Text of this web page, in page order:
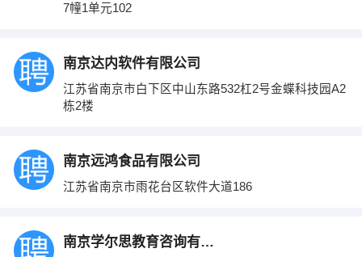
7幢1单元102
南京达内软件有限公司
江苏省南京市白下区中山东路532杠2号金蝶科技园A2
栋2楼
南京远鸿食品有限公司
江苏省南京市雨花台区软件大道186
南京学尔思教育咨询有限公司